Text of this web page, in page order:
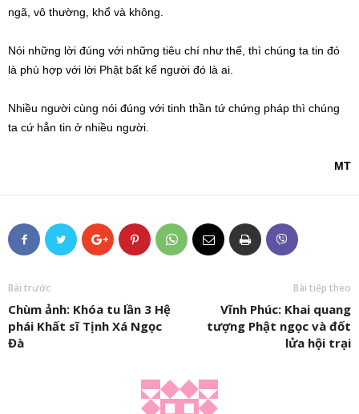
ngã, vô thường, khổ và không.
Nói những lời đúng với những tiêu chí như thế, thì chúng ta tin đó
là phù hợp với lời Phật bất kể người đó là ai.
Nhiều người cùng nói đúng với tinh thần tứ chứng pháp thì chúng
ta cứ hẳn tin ở nhiều người.
MT
Bài trước
Chùm ảnh: Khóa tu lần 3 Hệ
phái Khất sĩ Tịnh Xá Ngọc
Đà
Bài tiếp theo
Vĩnh Phúc: Khai quang
tượng Phật ngọc và đốt
lửa hội trại